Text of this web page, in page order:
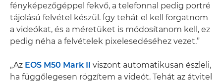
fényképezőgéppel fekvő, a telefonnal pedig portré
tájolású felvétel készül. Így tehát el kell forgatnom
a videókat, és a méretüket is módosítanom kell, ez
pedig néha a felvételek pixelesedéséhez vezet.”
„Az EOS M50 Mark II viszont automatikusan észleli,
ha függőlegesen rögzítem a videót. Tehát az átvitel